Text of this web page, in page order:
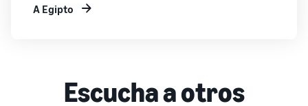
A Egipto
Escucha a otros